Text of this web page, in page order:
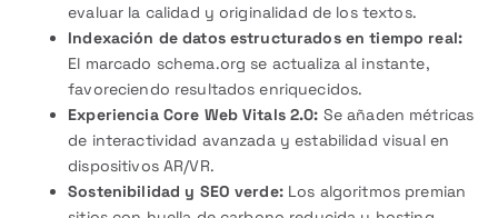
evaluar la calidad y originalidad de los textos.
Indexación de datos estructurados en tiempo real:
El marcado schema.org se actualiza al instante,
favoreciendo resultados enriquecidos.
Experiencia Core Web Vitals 2.0: Se añaden métricas
de interactividad avanzada y estabilidad visual en
dispositivos AR/VR.
Sostenibilidad y SEO verde:Los algoritmos premian